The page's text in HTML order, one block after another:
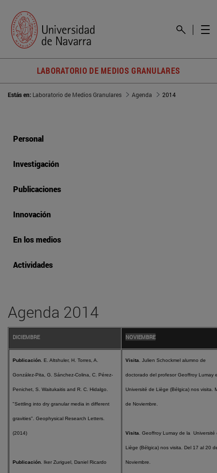
LABORATORIO DE MEDIOS GRANULARES
Estás en: Laboratorio de Medios Granulares Agenda 2014
Personal
Investigación
Publicaciones
Innovación
En los medios
Actividades
Agenda 2014
DICIEMBRE NOVIEMBRE
Publicación . E. Altshuler, H. Torres, A.
González-Pita, G. Sánchez-Colina, C. Pérez-
Penichet, S. Waitukaitis and R. C. Hidalgo.
"Settling into dry granular media in different
gravities". Geophysical Research Letters.
(2014)
Publicación . Iker Zuriguel, Daniel Ricardo
Visita . Julien Schockmel alumno de
doctorado del profesor Geoffroy Lumay
Université de Liège (Bélgica) nos visita.
de Noviembre.
Visita . Geoffroy Lumay de la Université
Liège (Bélgica) nos visita. Del 17 al 20
Noviembre.